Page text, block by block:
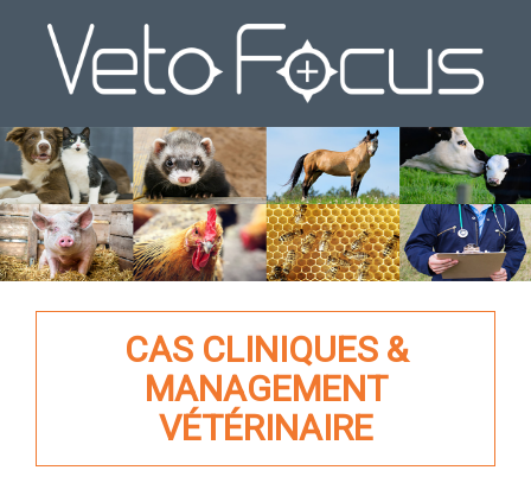
CAS CLINIQUES &
MANAGEMENT
VÉTÉRINAIRE